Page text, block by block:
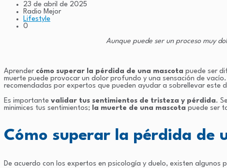
23 de abril de 2025
Radio Mejor
Lifestyle
0
Aunque puede ser un proceso muy
Aprender cómo superar la pérdida de una mascota puede ser
muerte puede provocar un dolor profundo y una sensación de vacío.
recomendadas por expertos que pueden ayudar a sobrellevar este
Es importante validar tus sentimientos de tristeza y pérdida.
minimices tus sentimientos;
la muerte de una mascota puede ser
Cómo superar la pérdida de
De acuerdo con los expertos en psicología y duelo, existen algunos